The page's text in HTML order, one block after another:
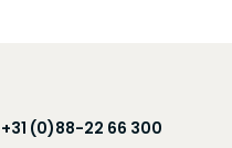
+31 (0)88-22 66 300